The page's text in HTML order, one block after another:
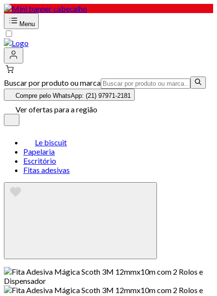
Menu
Buscar por produto ou marca
Compre pelo WhatsApp: (21) 97971-2181
Ver ofertas para a região
Le biscuit
Papelaria
Escritório
Fitas adesivas